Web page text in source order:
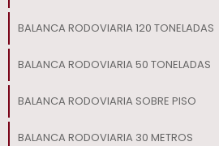
BALANCA RODOVIARIA 120 TONELADAS
BALANCA RODOVIARIA 50 TONELADAS
BALANCA RODOVIARIA SOBRE PISO
BALANCA RODOVIARIA 30 METROS